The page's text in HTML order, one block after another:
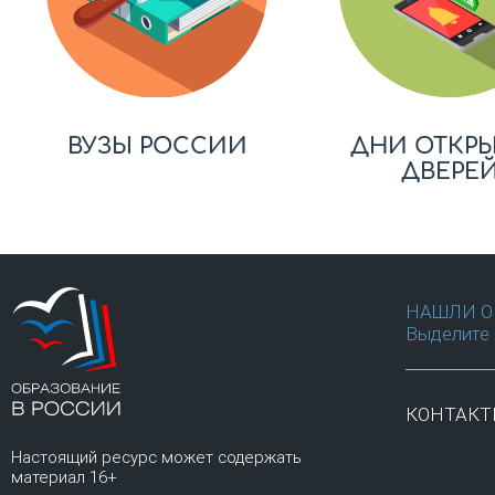
ВУЗЫ РОССИИ
ДНИ
Настоящий ресурс может содержать
материал 16+
НАШЛИ
Выделите